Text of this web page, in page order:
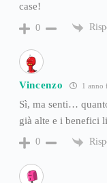
case!
0
Vincenzo 1 anno
Sì, ma senti…
già alte e i benefici
0